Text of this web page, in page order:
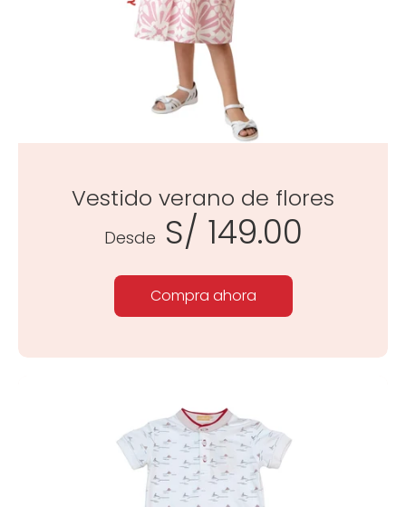
Vestido verano de flores
Desde S/ 149.00
Compra ahora